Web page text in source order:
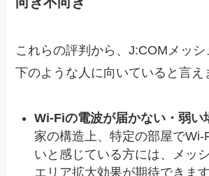
これらの評判から、J:COMメッ
下のような人に向いていると言え
Wi-Fiの電波が届かない・弱い
家の構造上、特定の部屋でWi-
いと感じている方には、メッ
エリア拡大効果が期待できます